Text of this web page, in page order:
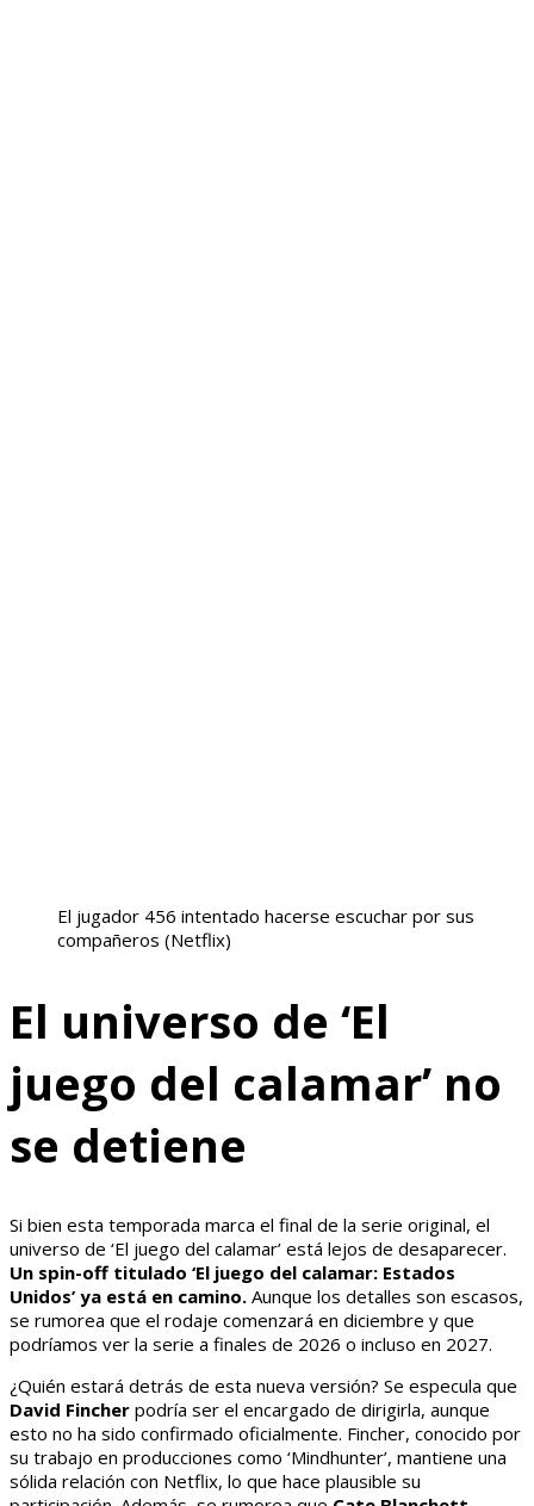
El jugador 456 intentado hacerse escuchar por sus
compañeros (Netflix)
El universo de ‘El
juego del calamar’ no
se detiene
Si bien esta temporada marca el final de la serie original, el
universo de ‘El juego del calamar’ está lejos de desaparecer.
Un spin-off titulado ‘El juego del calamar: Estados
Unidos’ ya está en camino. Aunque los detalles son escasos,
se rumorea que el rodaje comenzará en diciembre y que
podríamos ver la serie a finales de 2026 o incluso en 2027.
¿Quién estará detrás de esta nueva versión? Se especula que
David Fincher podría ser el encargado de dirigirla, aunque
esto no ha sido confirmado oficialmente. Fincher, conocido por
su trabajo en producciones como ‘Mindhunter’, mantiene una
sólida relación con Netflix, lo que hace plausible su